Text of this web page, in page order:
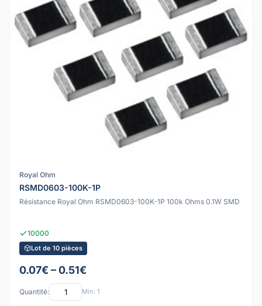
Royal Ohm
RSMD0603-100K-1P
Résistance Royal Ohm RSMD0603-100K-1P 100k Ohms 0.1W SMD
10000
Lot de 10 pièces
0.07€ – 0.51€
Quantité: Min: 1